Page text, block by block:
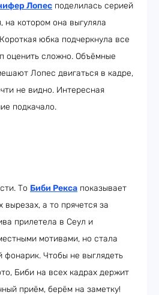
Лопес поделилась серией
на котором она выгуляла
юбка подчеркнула все
оценить сложно. Объёмные
Лопес двигаться в кадре,
не видно. Интересная
подкачало.
То Биби Рекса показывает
а то прячется за
прилетела в Сеул и
мотивами, но стала
фонарик. Чтобы не выглядеть
Биби на всех кадрах держит
приём, берём на заметку!